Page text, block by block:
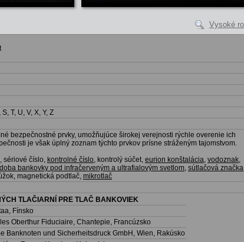
Vysoké
T, U, V, X, Y, Z
bezpečnostné prvky, umožňujúce širokej verejnosti rýchle overenie ich
je však úplný zoznam týchto prvkov prísne stráženým tajomstvom.
, sériové číslo, kontrolné číslo , kontrolý súčet, eurion konštalácia vodoznak
bankovky pod infračerveným a ultrafialovým svetlom sútlačová značka
magnetická podtlač, mikrotlač
TLAČIARNÍ PRE TLAČ BANKOVIEK
Fínsko
Oberthur Fiduciaire, Chantepie, Francúzsko
Banknoten und Sicherheitsdruck GmbH, Wien, Rakúsko